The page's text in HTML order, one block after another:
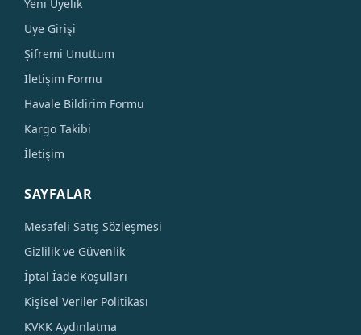
Yeni Üyelik
Üye Girişi
Şifremi Unuttum
İletişim Formu
Havale Bildirim Formu
Kargo Takibi
İletişim
SAYFALAR
Mesafeli Satış Sözleşmesi
Gizlilik ve Güvenlik
İptal İade Koşulları
Kişisel Veriler Politikası
KVKK Aydınlatma